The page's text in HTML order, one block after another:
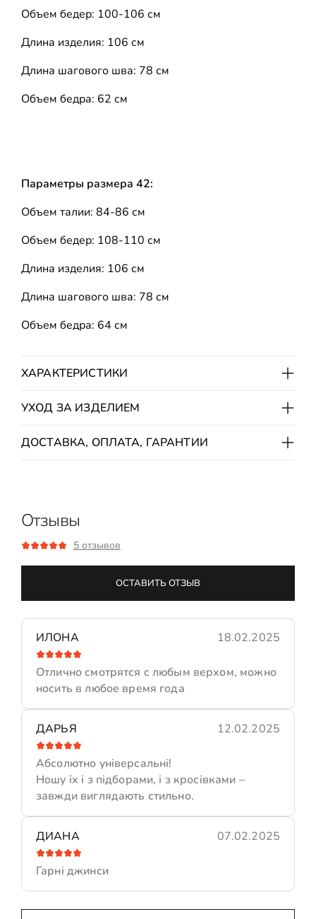
Объем бедер: 100-106 см
Длина изделия: 106 см
Длина шагового шва: 78 см
Объем бедра: 62 см
Параметры размера 42:
Объем талии: 84-86 см
Объем бедер: 108-110 см
Длина изделия: 106 см
Длина шагового шва: 78 см
Объем бедра: 64 см
ХАРАКТЕРИСТИКИ
УХОД ЗА ИЗДЕЛИЕМ
ДОСТАВКА, ОПЛАТА, ГАРАНТИИ
Отзывы
5 отзывов
ОСТАВИТЬ ОТЗЫВ
ИЛОНА 18.02.2025
Отлично смотрятся с любым верхом, можно
носить в любое время года
ДАРЬЯ 12.02.2025
Абсолютно універсальні!
Ношу їх і з підборами, і з кросівками –
завжди виглядають стильно.
ДИАНА 07.02.2025
Гарні джинси